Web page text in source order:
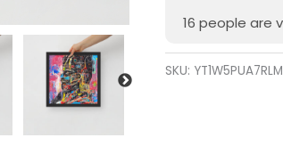
16 people are
SKU: